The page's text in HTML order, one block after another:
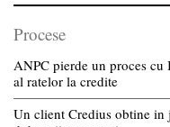
Procese
ANPC pierde un proces
al ratelor la credite
Un client Credius obtine in